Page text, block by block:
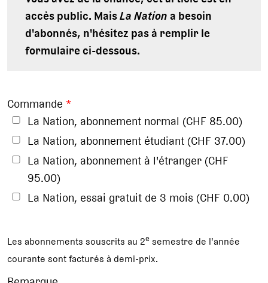
accès public. MaisLa Nationa besoin
d'abonnés, n'hésitez pas à remplir le
formulaire ci-dessous.
Commande *
La Nation, abonnement normal (CHF 85.00)
La Nation, abonnement étudiant (CHF 37.00)
La Nation, abonnement à l'étranger (CHF
95.00)
La Nation, essai gratuit de 3 mois (CHF 0.00)
Les abonnements souscrits au 2e semestre de l'année
courante sont facturés à demi-prix.